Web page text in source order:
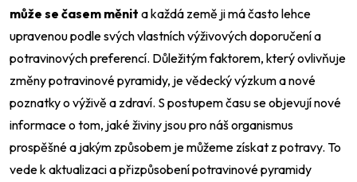
může se časem měnit a každá země ji má často lehce
upravenou podle svých vlastních výživových doporučení a
potravinových preferencí. Důležitým faktorem, který ovlivňuje
změny potravinové pyramidy, je vědecký výzkum a nové
poznatky o výživě a zdraví. S postupem času se objevují nové
informace o tom, jaké živiny jsou pro náš organismus
prospěšné a jakým způsobem je můžeme získat z potravy. To
vede k aktualizaci a přizpůsobení potravinové pyramidy